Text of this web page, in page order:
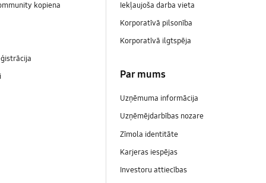
kopiena
Iekļaujoša darba vieta
Korporatīvā pilsonība
Korporatīvā ilgtspēja
Par mums
Uzņēmuma informācija
Uzņēmējdarbības nozare
Zīmola identitāte
Karjeras iespējas
Investoru attiecības